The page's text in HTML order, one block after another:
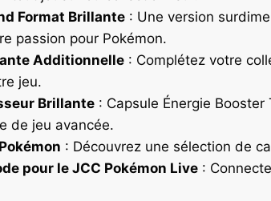
Format Brillante: Une version
passion pour Pokémon.
Additionnelle: Complétez votre
jeu.
Brillante: Capsule Énergie Booster
de jeu avancée.
: Découvrez une sélection de
pour le JCC Pokémon Live: